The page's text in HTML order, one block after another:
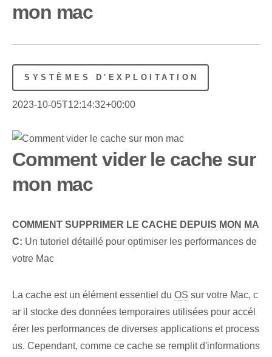
mon mac
SYSTÈMES D'EXPLOITATION
2023-10-05T12:14:32+00:00
Comment vider le cache sur
mon mac
COMMENT SUPPRIMER LE CACHE DEPUIS MON MA
C: Un tutoriel détaillé pour optimiser les performances de
votre Mac
La cache est un élément essentiel du OS sur votre Mac, c
ar il stocke des données temporaires utilisées pour accél
érer les performances de diverses applications et process
us. Cependant, comme ce cache se remplit d'informations